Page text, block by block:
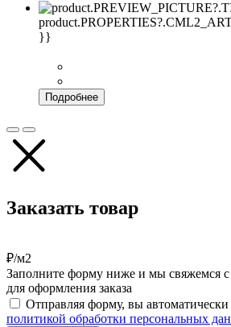
}}
Подробнее
Заказать товар
₽/м2
Заполните форму ниже и мы свяжемся
для оформления заказа
Отправляя форму, вы автоматически
политикой обработки персональных